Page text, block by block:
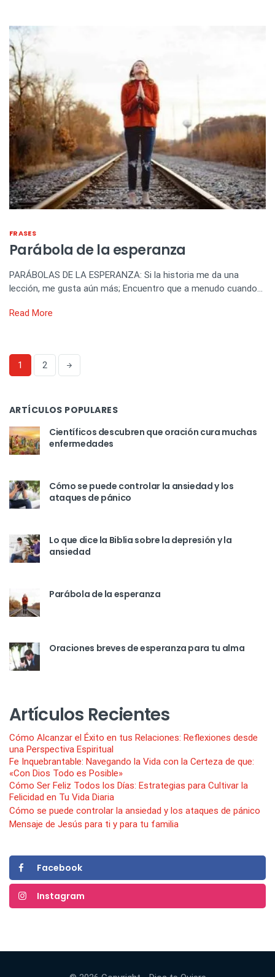
FRASES
Parábola de la esperanza
PARÁBOLAS DE LA ESPERANZA: Si la historia me da una
lección, me gusta aún más; Encuentro que a menudo cuando…
Read More
1 2
ARTÍCULOS POPULARES
Científicos descubren que oración cura muchas
enfermedades
Cómo se puede controlar la ansiedad y los
ataques de pánico
Lo que dice la Biblia sobre la depresión y la
ansiedad
Parábola de la esperanza
Oraciones breves de esperanza para tu alma
Artículos Recientes
Cómo Alcanzar el Éxito en tus Relaciones: Reflexiones desde
una Perspectiva Espiritual
Fe Inquebrantable: Navegando la Vida con la Certeza de que:
«Con Dios Todo es Posible»
Cómo Ser Feliz Todos los Días: Estrategias para Cultivar la
Felicidad en Tu Vida Diaria
Cómo se puede controlar la ansiedad y los ataques de pánico
Mensaje de Jesús para ti y para tu familia
Facebook
Instagram